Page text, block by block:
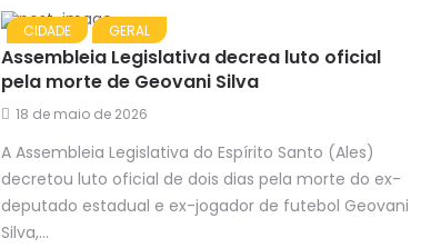
CIDADE GERAL
Assembleia Legislativa decrea luto oficial
pela morte de Geovani Silva
18 de maio de 2026
A Assembleia Legislativa do Espírito Santo (Ales)
decretou luto oficial de dois dias pela morte do ex-
deputado estadual e ex-jogador de futebol Geovani
Silva,...